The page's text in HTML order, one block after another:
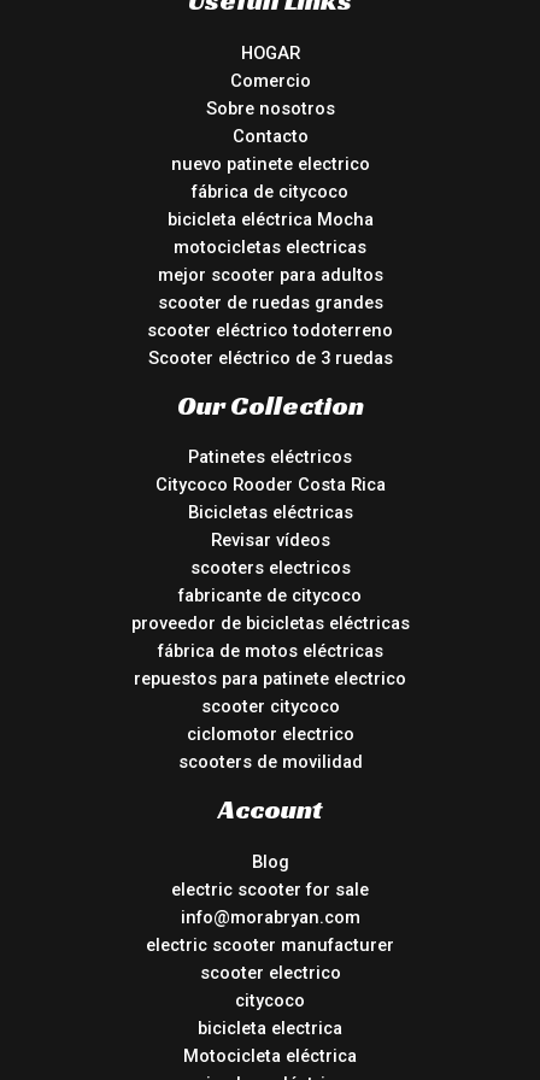
HOGAR
Comercio
Sobre nosotros
Contacto
nuevo patinete electrico
fábrica de citycoco
bicicleta eléctrica Mocha
motocicletas electricas
mejor scooter para adultos
scooter de ruedas grandes
scooter eléctrico todoterreno
Scooter eléctrico de 3 ruedas
Our Collection
Patinetes eléctricos
Citycoco Rooder Costa Rica
Bicicletas eléctricas
Revisar vídeos
scooters electricos
fabricante de citycoco
proveedor de bicicletas eléctricas
fábrica de motos eléctricas
repuestos para patinete electrico
scooter citycoco
ciclomotor electrico
scooters de movilidad
Account
Blog
electric scooter for sale
info@morabryan.com
electric scooter manufacturer
scooter electrico
citycoco
bicicleta electrica
Motocicleta eléctrica